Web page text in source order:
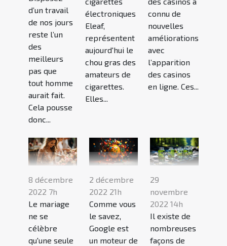
d’un travail
de nos jours
reste l’un
des
meilleurs
pas que
tout homme
aurait fait.
Cela pousse
donc...
électroniques
Eleaf,
représentent
aujourd'hui le
chou gras des
amateurs de
cigarettes.
Elles...
connu de
nouvelles
améliorations
avec
l’apparition
des casinos
en ligne. Ces...
8 décembre
2022 7h
Le mariage
ne se
célèbre
qu'une seule
2 décembre
2022 21h
Comme vous
le savez,
Google est
un moteur de
29
novembre
2022 14h
Il existe de
nombreuses
façons de